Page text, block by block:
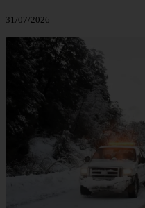
31/07/2026